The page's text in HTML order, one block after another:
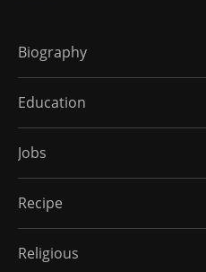
Biography
Education
Jobs
Recipe
Religious